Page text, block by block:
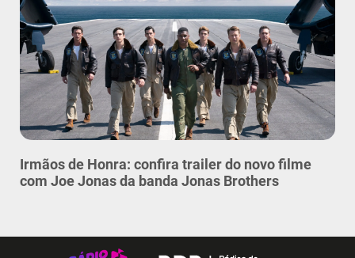
Notícias
Comercial
Contato
Irmãos de Honra: confira trailer do novo filme
com Joe Jonas da banda Jonas Brothers